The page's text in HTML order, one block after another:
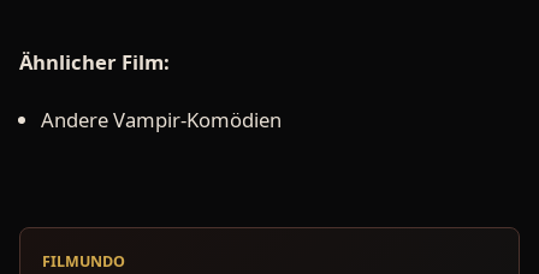
Ähnlicher Film:
Andere Vampir-Komödien
FILMUNDO